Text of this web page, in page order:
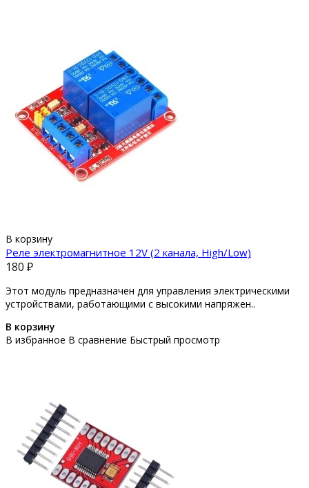
В корзину
Реле электромагнитное 12V (2 канала, High/Low)
180 ₽
Этот модуль предназначен для управления электрическими
устройствами, работающими с высокими напряжен..
В корзину
В избранное В сравнение Быстрый просмотр